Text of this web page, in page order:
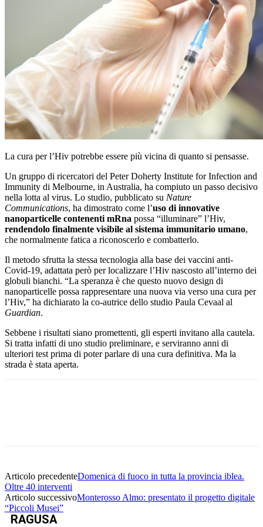
La cura per l’Hiv potrebbe essere più vicina di quanto si pensasse.
Un gruppo di ricercatori del Peter Doherty Institute for Infection and
Immunity di Melbourne, in Australia, ha compiuto un passo decisivo
nella lotta al virus. Lo studio, pubblicato su Nature
Communications, ha dimostrato come l’uso di innovative
nanoparticelle contenenti mRna possa “illuminare” l’Hiv,
rendendolo finalmente visibile al sistema immunitario umano,
che normalmente fatica a riconoscerlo e combatterlo.
Il metodo sfrutta la stessa tecnologia alla base dei vaccini anti-
Covid-19, adattata però per localizzare l’Hiv nascosto all’interno dei
globuli bianchi. “La speranza è che questo nuovo design di
nanoparticelle possa rappresentare una nuova via verso una cura per
l’Hiv,” ha dichiarato la co-autrice dello studio Paula Cevaal al
Guardian.
Sebbene i risultati siano promettenti, gli esperti invitano alla cautela.
Si tratta infatti di uno studio preliminare, e serviranno anni di
ulteriori test prima di poter parlare di una cura definitiva. Ma la
strada è stata aperta.
Articolo precedenteDomenica di fuoco in tutta la provincia iblea.
Oltre 40 interventi
Articolo successivoMonterosso Almo: presentato il progetto digitale
“Piccoli Musei”
RAGUSA